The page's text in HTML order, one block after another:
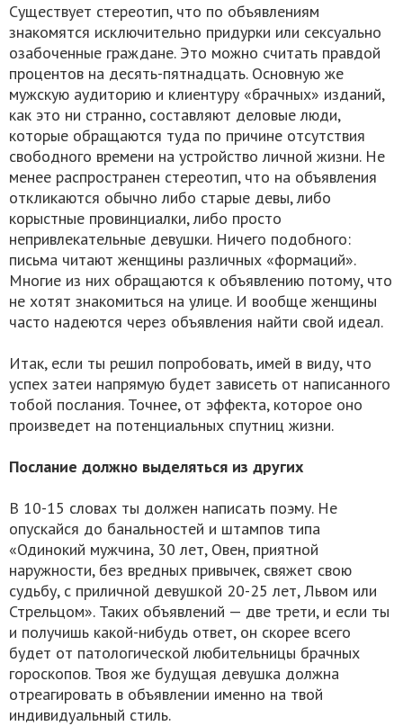
Существует стереотип, что по объявлениям
знакомятся исключительно придурки или сексуально
озабоченные граждане. Это можно считать правдой
процентов на десять-пятнадцать. Основную же
мужскую аудиторию и клиентуру «брачных» изданий,
как это ни странно, составляют деловые люди,
которые обращаются туда по причине отсутствия
свободного времени на устройство личной жизни. Не
менее распространен стереотип, что на объявления
откликаются обычно либо старые девы, либо
корыстные провинциалки, либо просто
непривлекательные девушки. Ничего подобного:
письма читают женщины различных «формаций».
Многие из них обращаются к объявлению потому, что
не хотят знакомиться на улице. И вообще женщины
часто надеются через объявления найти свой идеал.
Итак, если ты решил попробовать, имей в виду, что
успех затеи напрямую будет зависеть от написанного
тобой послания. Точнее, от эффекта, которое оно
произведет на потенциальных спутниц жизни.
Послание должно выделяться из других
В 10-15 словах ты должен написать поэму. Не
опускайся до банальностей и штампов типа
«Одинокий мужчина, 30 лет, Овен, приятной
наружности, без вредных привычек, свяжет свою
судьбу, с приличной девушкой 20-25 лет, Львом или
Стрельцом». Таких объявлений — две трети, и если ты
и получишь какой-нибудь ответ, он скорее всего
будет от патологической любительницы брачных
гороскопов. Твоя же будущая девушка должна
отреагировать в объявлении именно на твой
индивидуальный стиль.